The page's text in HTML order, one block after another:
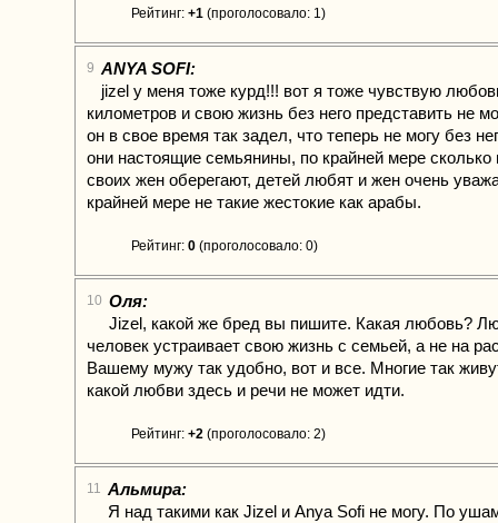
Рейтинг: +1 (проголосовало: 1)
9 ANYA SOFI:
jizel у меня тоже курд!!! вот я тоже чувствую
километров и свою жизнь без него представить не
он в свое время так задел, что теперь не могу без
они настоящие семьянины, по крайней мере
своих жен оберегают, детей любят и жен очень
крайней мере не такие жестокие как арабы.
Рейтинг: 0 (проголосовало: 0)
10 Оля:
Jizel, какой же бред вы пишите. Какая любовь?
человек устраивает свою жизнь с семьей, а не на
Вашему мужу так удобно, вот и все. Многие так
какой любви здесь и речи не может идти.
Рейтинг: +2 (проголосовало: 2)
11 Альмира:
Я над такими как Jizel и Anya Sofi не могу. По